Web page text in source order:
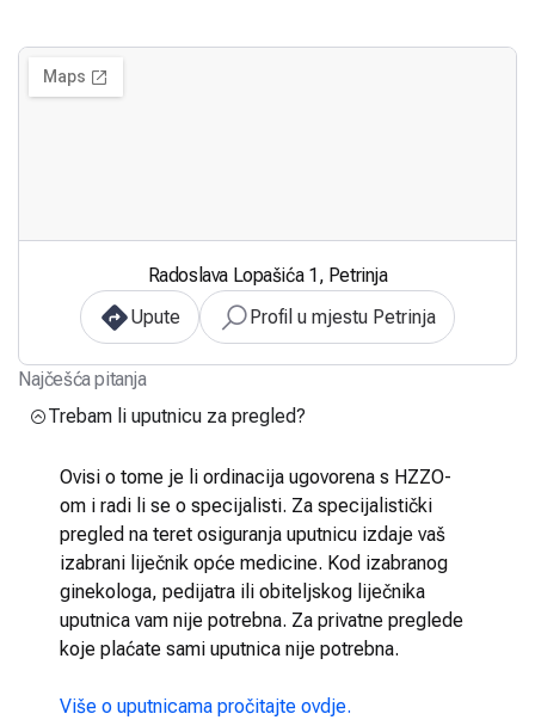
Radoslava Lopašića 1, Petrinja
Upute
Profil u mjestu Petrinja
Najčešća pitanja
Trebam li uputnicu za pregled?
Ovisi o tome je li ordinacija ugovorena s HZZO-
om i radi li se o specijalisti. Za specijalistički
pregled na teret osiguranja uputnicu izdaje vaš
izabrani liječnik opće medicine. Kod izabranog
ginekologa, pedijatra ili obiteljskog liječnika
uputnica vam nije potrebna. Za privatne preglede
koje plaćate sami uputnica nije potrebna.
Više o uputnicama pročitajte ovdje.